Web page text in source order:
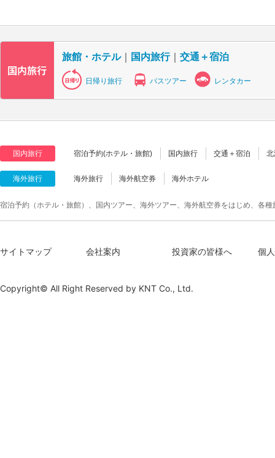
旅館・ホテル｜ 国内旅行｜ 交通＋宿泊
日帰り旅行 バスツアー レンタカー
国内旅行 宿泊予約(ホテル・旅館) 国内旅行 交通＋宿泊
海外旅行 海外旅行 海外航空券 海外ホテル
宿泊予約（ホテル・旅館）、国内ツアー、海外ツアー、海外航空券をはじめ、各
サイトマップ 会社案内 投資家の皆様へ 個
Copyright© All Right Reserved by KNT Co., Ltd.